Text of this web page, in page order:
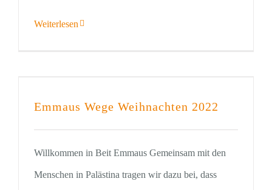
Weiterlesen
Emmaus Wege Weihnachten 2022
Willkommen in Beit Emmaus Gemeinsam mit den
Menschen in Palästina tragen wir dazu bei, dass